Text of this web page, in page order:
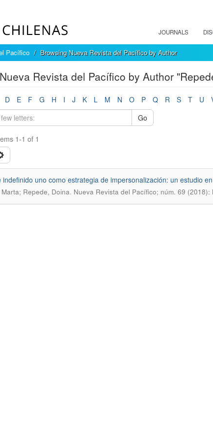
JOURNALS
Pacífico Browsing Nueva Revista del Pacífico by Author
Revista del Pacífico by Author
D E F G H I J K L M N O P Q R S T U
Go
1-1 of 1
indefinido uno como estrategia de impersonalización: un estudio
Repede, Doina. Nueva Revista del Pacífico; núm. 69